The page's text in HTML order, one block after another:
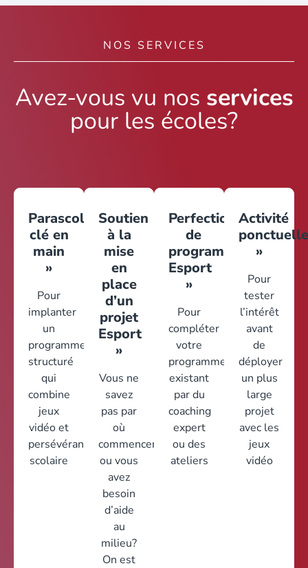
NOS SERVICES
Avez-vous vu nos services
pour les écoles?
Parascolaire
clé en
main
»
Pour
implanter
un
programme
structuré
qui
combine
jeux
vidéo et
persévérance
scolaire
Soutien
à la
mise
en
place
d’un
projet
Esport
»
Vous ne
savez
pas par
où
commencer
ou vous
avez
besoin
d’aide
au
milieu?
On est
Perfectionnement
de
programme
Esport
»
Pour
compléter
votre
programme
existant
par du
coaching
expert
ou des
ateliers
Activité
ponctuelle
»
Pour
tester
l’intérêt
avant
de
déployer
un plus
large
projet
avec les
jeux
vidéo